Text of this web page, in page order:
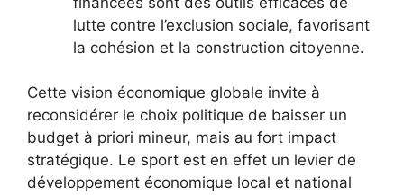
lutte contre l’exclusion sociale, favorisant
la cohésion et la construction citoyenne.
Cette vision économique globale invite à
reconsidérer le choix politique de baisser un
budget à priori mineur, mais au fort impact
stratégique. Le sport est en effet un levier de
développement économique local et national